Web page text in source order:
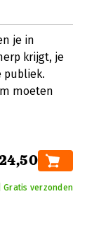
je in
krijgt, je
publiek.
moeten
Gratis verzonden